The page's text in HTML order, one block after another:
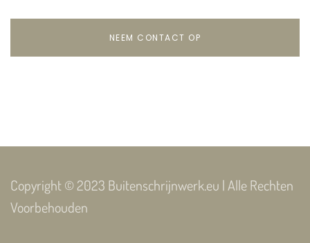
NEEM CONTACT OP
Copyright © 2023 Buitenschrijnwerk.eu | Alle Rechten
Voorbehouden